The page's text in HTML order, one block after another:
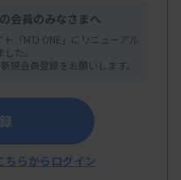
討会
説
会員のみなさまへ
「MTJ ONE」にリニューアル
た。
規会員登録をお願いします。
ちらからログイン